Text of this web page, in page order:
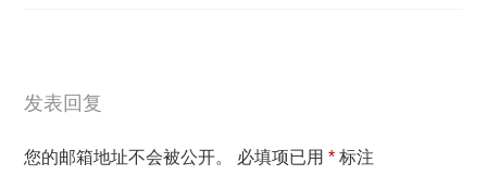
发表回复
您的邮箱地址不会被公开。 必填项已用* 标注